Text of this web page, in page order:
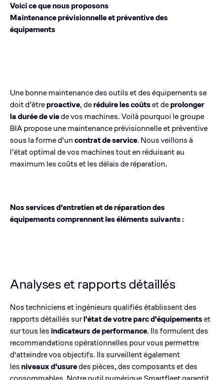
Voici ce que nous proposons
Maintenance prévisionnelle et préventive des
équipements
Une bonne maintenance des outils et des équipements se
doit d’êtreproactive, deréduire les coûtset deprolonger
la durée de viede vos machines. Voilà pourquoi le groupe
BIA propose une maintenance prévisionnelle et préventive
sous la forme d'uncontrat de service. Nous veillons à
l’état optimal de vos machines tout en réduisant au
maximum les coûts et les délais de réparation.
Nos services d'entretien et de réparation des
équipements comprennent les éléments suivants :
Analyses et rapports détaillés
Nos techniciens et ingénieurs qualifiés établissent des
rapports détaillés surl'état de votre parc d'équipementset
sur tous les indicateurs de performance. Ils formulent des
recommandations opérationnelles pour vous permettre
d'atteindre vos objectifs. Ils surveillent également
les niveaux d'usuredes pièces, des composants et des